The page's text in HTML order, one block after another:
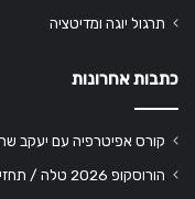
תרגול יוגה ומדיטציה
כתבות אחרונות
קורס אפיטרפיה עם יעקב
הורוסקופ 2026 טלה / תחזית אסטרולוגיה שנתית מזל טלה